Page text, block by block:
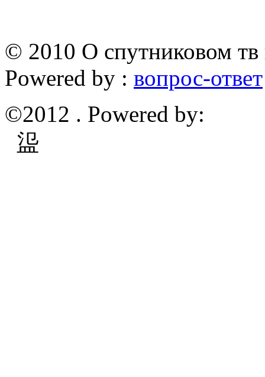
© 2010 О спутниковом тв
Powered by : вопрос-ответ
©2012 . Powered by:
䀀